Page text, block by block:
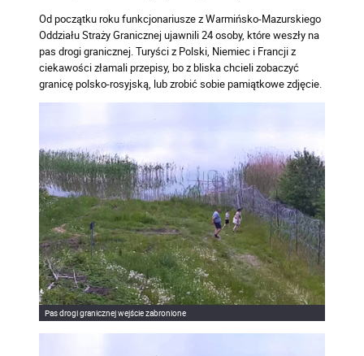
Od początku roku funkcjonariusze z Warmińsko-Mazurskiego
Oddziału Straży Granicznej ujawnili 24 osoby, które weszły na
pas drogi granicznej. Turyści z Polski, Niemiec i Francji z
ciekawości złamali przepisy, bo z bliska chcieli zobaczyć
granicę polsko-rosyjską, lub zrobić sobie pamiątkowe zdjęcie.
Pas drogi granicznej wejście zabronione